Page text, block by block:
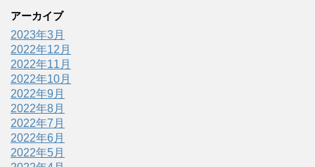
アーカイブ
2023年3月
2022年12月
2022年11月
2022年10月
2022年9月
2022年8月
2022年7月
2022年6月
2022年5月